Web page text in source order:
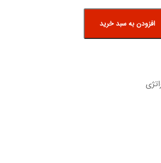
افزودن به سبد خرید